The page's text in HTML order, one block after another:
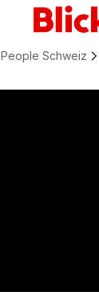
People Schweiz